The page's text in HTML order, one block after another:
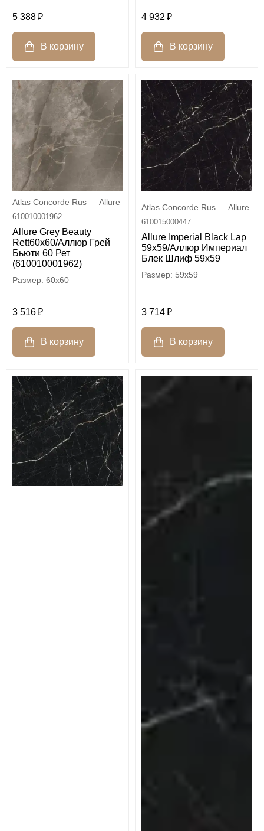
5 388 4 932
Atlas Concorde Rus Allure
610010001962
Allure Grey Beauty
Rett60х60/Аллюр Грей
Бьюти 60 Рет
(610010001962)
60x60
3 516
Atlas Concorde Rus Allure
610015000447
Allure Imperial Black Lap
59x59/Аллюр Империал
Блек Шлиф 59x59
59x59
3 714